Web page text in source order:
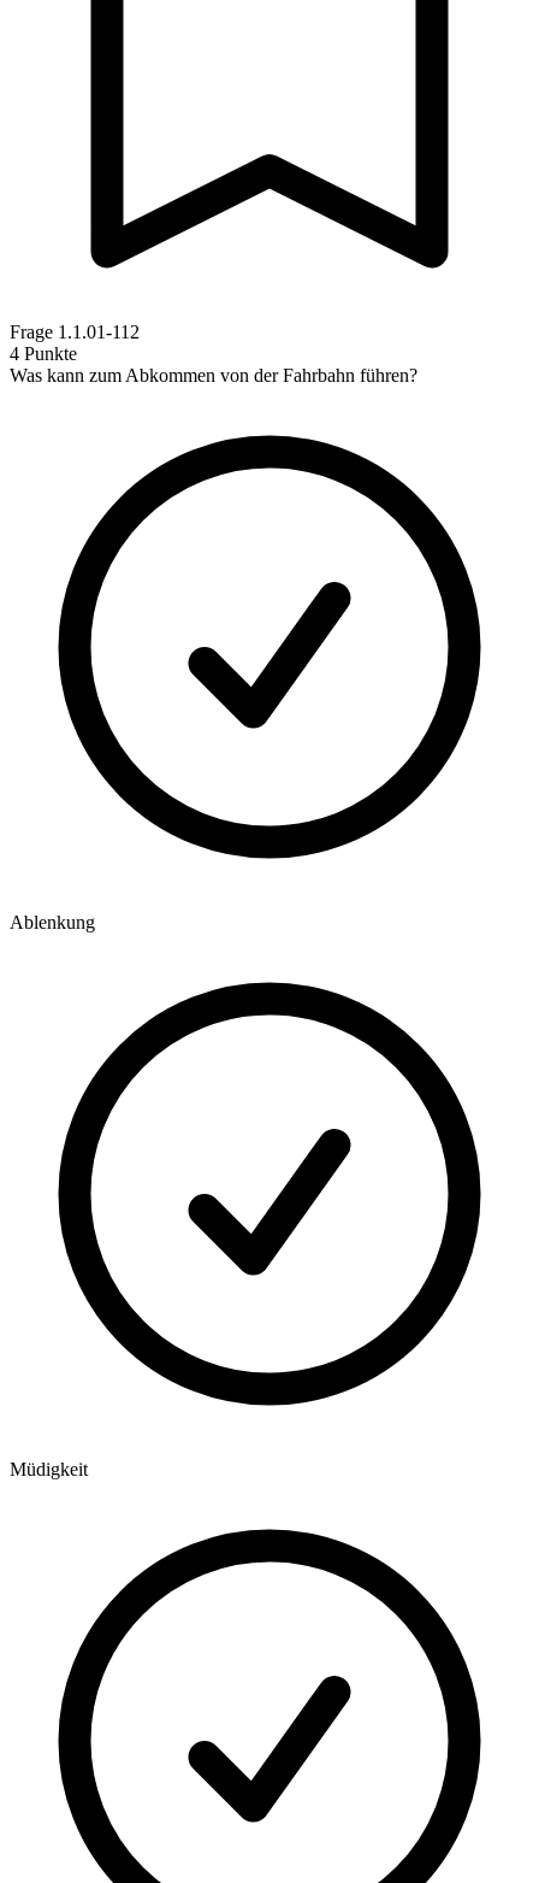
Frage 1.1.01-112
4 Punkte
Was kann zum Abkommen von der Fahrbahn führen?
Ablenkung
Müdigkeit